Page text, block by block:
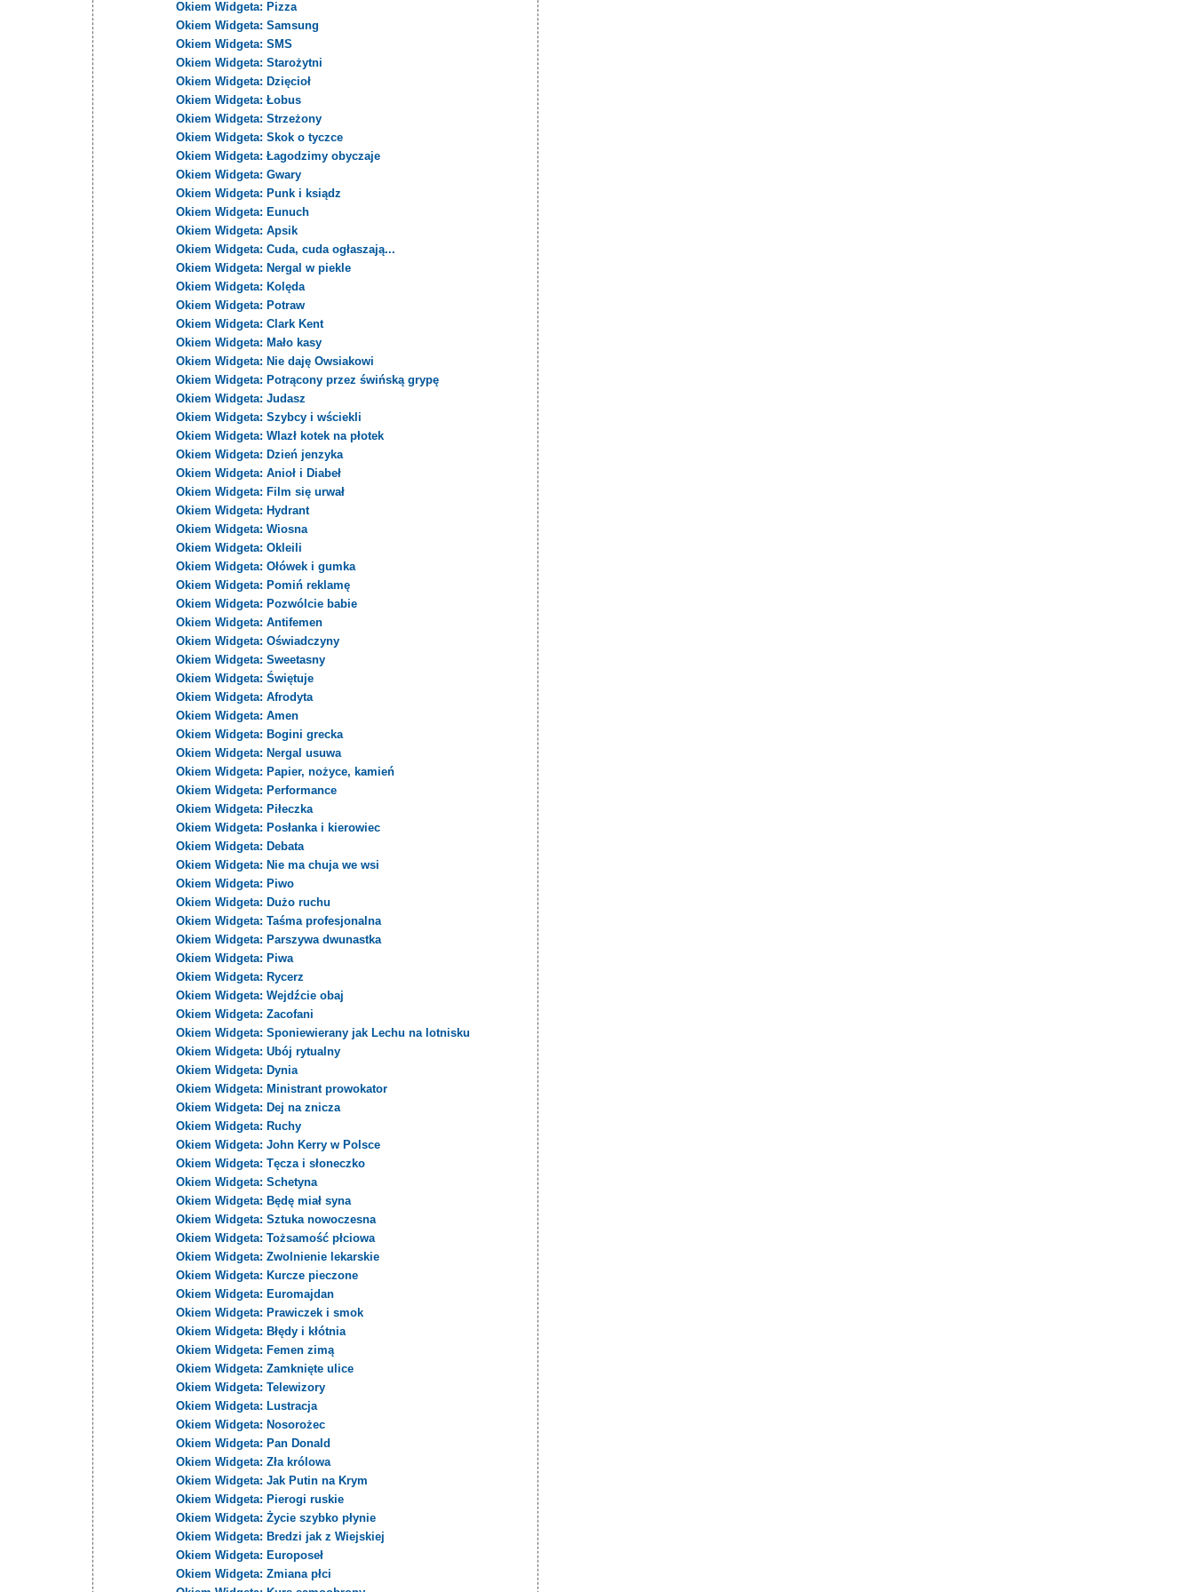
Okiem Widgeta: Pizza
Okiem Widgeta: Samsung
Okiem Widgeta: SMS
Okiem Widgeta: Starożytni
Okiem Widgeta: Dzięcioł
Okiem Widgeta: Łobus
Okiem Widgeta: Strzeżony
Okiem Widgeta: Skok o tyczce
Okiem Widgeta: Łagodzimy obyczaje
Okiem Widgeta: Gwary
Okiem Widgeta: Punk i ksiądz
Okiem Widgeta: Eunuch
Okiem Widgeta: Apsik
Okiem Widgeta: Cuda, cuda ogłaszają...
Okiem Widgeta: Nergal w piekle
Okiem Widgeta: Kolęda
Okiem Widgeta: Potraw
Okiem Widgeta: Clark Kent
Okiem Widgeta: Mało kasy
Okiem Widgeta: Nie daję Owsiakowi
Okiem Widgeta: Potrącony przez świńską grypę
Okiem Widgeta: Judasz
Okiem Widgeta: Szybcy i wściekli
Okiem Widgeta: Wlazł kotek na płotek
Okiem Widgeta: Dzień jenzyka
Okiem Widgeta: Anioł i Diabeł
Okiem Widgeta: Film się urwał
Okiem Widgeta: Hydrant
Okiem Widgeta: Wiosna
Okiem Widgeta: Okleili
Okiem Widgeta: Ołówek i gumka
Okiem Widgeta: Pomiń reklamę
Okiem Widgeta: Pozwólcie babie
Okiem Widgeta: Antifemen
Okiem Widgeta: Oświadczyny
Okiem Widgeta: Sweetasny
Okiem Widgeta: Świętuje
Okiem Widgeta: Afrodyta
Okiem Widgeta: Amen
Okiem Widgeta: Bogini grecka
Okiem Widgeta: Nergal usuwa
Okiem Widgeta: Papier, nożyce, kamień
Okiem Widgeta: Performance
Okiem Widgeta: Piłeczka
Okiem Widgeta: Posłanka i kierowiec
Okiem Widgeta: Debata
Okiem Widgeta: Nie ma chuja we wsi
Okiem Widgeta: Piwo
Okiem Widgeta: Dużo ruchu
Okiem Widgeta: Taśma profesjonalna
Okiem Widgeta: Parszywa dwunastka
Okiem Widgeta: Piwa
Okiem Widgeta: Rycerz
Okiem Widgeta: Wejdźcie obaj
Okiem Widgeta: Zacofani
Okiem Widgeta: Sponiewierany jak Lechu na lotnisku
Okiem Widgeta: Ubój rytualny
Okiem Widgeta: Dynia
Okiem Widgeta: Ministrant prowokator
Okiem Widgeta: Dej na znicza
Okiem Widgeta: Ruchy
Okiem Widgeta: John Kerry w Polsce
Okiem Widgeta: Tęcza i słoneczko
Okiem Widgeta: Schetyna
Okiem Widgeta: Będę miał syna
Okiem Widgeta: Sztuka nowoczesna
Okiem Widgeta: Tożsamość płciowa
Okiem Widgeta: Zwolnienie lekarskie
Okiem Widgeta: Kurcze pieczone
Okiem Widgeta: Euromajdan
Okiem Widgeta: Prawiczek i smok
Okiem Widgeta: Błędy i kłótnia
Okiem Widgeta: Femen zimą
Okiem Widgeta: Zamknięte ulice
Okiem Widgeta: Telewizory
Okiem Widgeta: Lustracja
Okiem Widgeta: Nosorożec
Okiem Widgeta: Pan Donald
Okiem Widgeta: Zła królowa
Okiem Widgeta: Jak Putin na Krym
Okiem Widgeta: Pierogi ruskie
Okiem Widgeta: Życie szybko płynie
Okiem Widgeta: Bredzi jak z Wiejskiej
Okiem Widgeta: Europoseł
Okiem Widgeta: Zmiana płci